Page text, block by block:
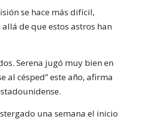
se hace más difícil,
de que estos astros han
Serena jugó muy bien en
al césped” este año, afirma
una semana el inicio